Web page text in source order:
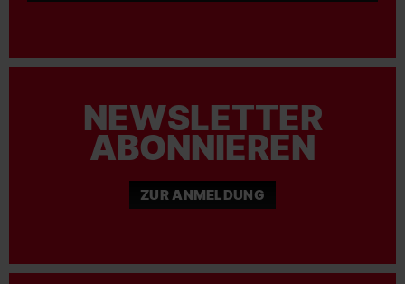
NEWSLETTER
ABONNIEREN
ZUR ANMELDUNG